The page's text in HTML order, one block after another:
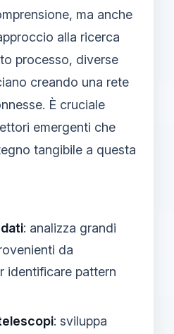
ma anche
alla ricerca
processo, diverse
creando una rete
È cruciale
emergenti che
tangibile a questa
: analizza grandi
da
identificare pattern
: sviluppa